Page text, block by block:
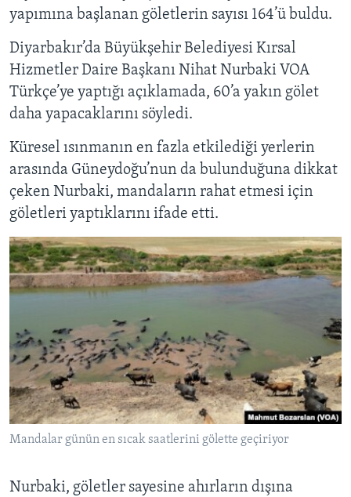
yapımına başlanan göletlerin sayısı 164’ü buldu.
Diyarbakır’da Büyükşehir Belediyesi Kırsal
Hizmetler Daire Başkanı Nihat Nurbaki VOA
Türkçe’ye yaptığı açıklamada, 60’a yakın gölet
daha yapacaklarını söyledi.
Küresel ısınmanın en fazla etkilediği yerlerin
arasında Güneydoğu’nun da bulunduğuna dikkat
çeken Nurbaki, mandaların rahat etmesi için
göletleri yaptıklarını ifade etti.
Mandalar günün en sıcak saatlerini gölette geçiriyor
Nurbaki, göletler sayesine ahırların dışına